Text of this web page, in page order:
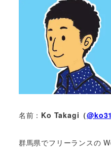
名前： Ko Takagi（@ko31
群馬県でフリーランスの